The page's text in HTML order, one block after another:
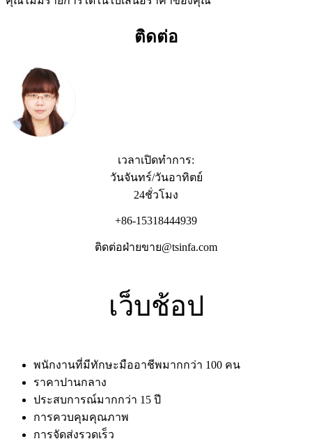
ติดต่อ
เวลาเปิดทำการ:
วันจันทร์/วันอาทิตย์
24ชั่วโมง
+86-15318444939
ติดต่อฝ่ายขาย@tsinfa.com
เว็บช้อป
พนักงานที่มีทักษะมืออาชีพมากกว่า 100 คน
ราคาปานกลาง
ประสบการณ์มากกว่า 15 ปี
การควบคุมคุณภาพ
การจัดส่งรวดเร็ว